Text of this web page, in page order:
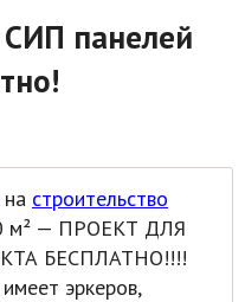
панелей
на строительство
м² — ПРОЕКТ ДЛЯ
БЕСПЛАТНО!!!!
эркеров,